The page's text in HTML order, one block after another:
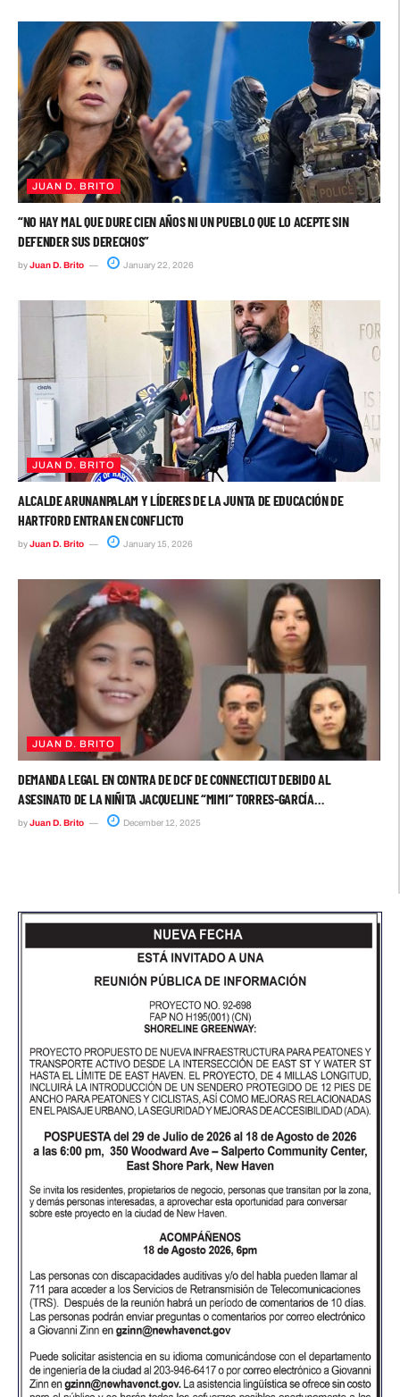
JUAN D. BRITO
“NO HAY MAL QUE DURE CIEN AÑOS NI UN PUEBLO QUE LO ACEPTE SIN
DEFENDER SUS DERECHOS”
byJuan D. Brito January 22, 2026
JUAN D. BRITO
ALCALDE ARUNANPALAM Y LÍDERES DE LA JUNTA DE EDUCACIÓN DE
HARTFORD ENTRAN EN CONFLICTO
byJuan D. Brito January 15, 2026
JUAN D. BRITO
DEMANDA LEGAL EN CONTRA DE DCF DE CONNECTICUT DEBIDO AL
ASESINATO DE LA NIÑITA JACQUELINE “MIMI” TORRES-GARCÍA…
byJuan D. Brito December 12, 2025